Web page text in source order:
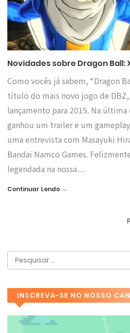
Novidades sobre Dragon Ball:
Como vocês já sabem, “Dragon
título do mais novo jogo de
lançamento para 2015. Na última
ganhou um trailer e um
uma entrevista com Masayuki
Bandai Namco Games.
legendada na nossa…
Continuar Lendo →
INSCREVA-SE NO NOSSO